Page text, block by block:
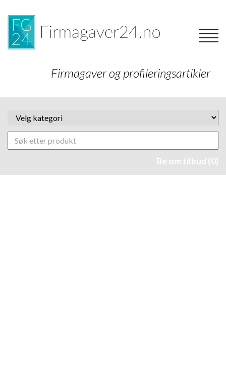
Firmagaver og profileringsartikler
Be om tilbud (0)